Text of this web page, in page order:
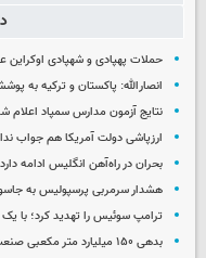
حملات پهپادی و شهپادی اوکراین
انصارالله: پاکستان و ترکیه به
نتایج آزمون مدارس سمپاد اعلام شد/
ارزپاشی دولت آمریکا هم جواب
بحران در راه‌آهن انگلیس ادامه دارد؛
هشدار سرمربی پرسپولیس به
ترامپ سوئیس را تهدید کرد؛ با
بدهی ۱۵۰ میلیارد متر مکعبی صنعت آب به ذخایر زیرزمینی کشور